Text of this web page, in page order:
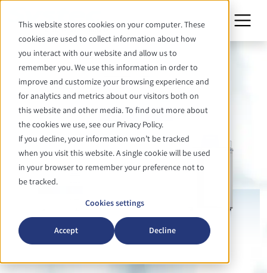
This website stores cookies on your computer. These
cookies are used to collect information about how
you interact with our website and allow us to
remember you. We use this information in order to
improve and customize your browsing experience and
for analytics and metrics about our visitors both on
this website and other media. To find out more about
the cookies we use, see our Privacy Policy.
If you decline, your information won’t be tracked
when you visit this website. A single cookie will be used
in your browser to remember your preference not to
be tracked.
Cookies settings
Accept Decline